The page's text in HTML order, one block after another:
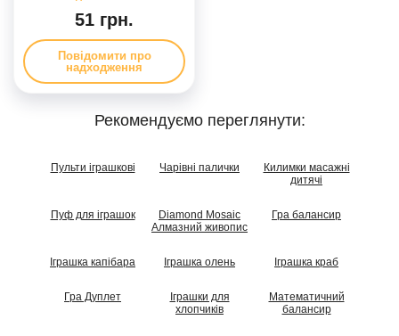
51 грн.
Повідомити про
надходження
Рекомендуємо переглянути:
Пульти іграшкові Чарівні палички
Килимки масажні
дитячі
Пуф для іграшок
Diamond Mosaic
Алмазний живопис
Гра балансир
Іграшка капібара Іграшка олень Іграшка краб
Гра Дуплет
Іграшки для
хлопчиків
Математичний
балансир